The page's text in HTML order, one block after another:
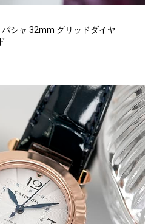
パシャ 32mm グリッドダイヤ